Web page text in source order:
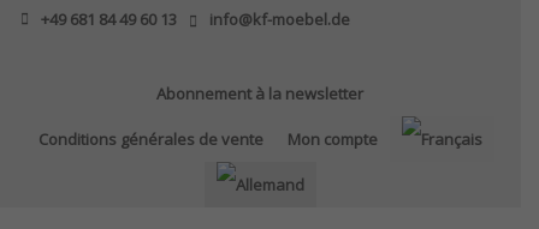
Skip
+49 681 84 49 60 13 info@kf-moebel.de
Abonnement à la newsletter
Conditions générales de vente Mon compte